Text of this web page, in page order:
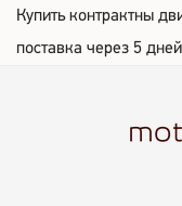
Купить контрактны
поставка через 5